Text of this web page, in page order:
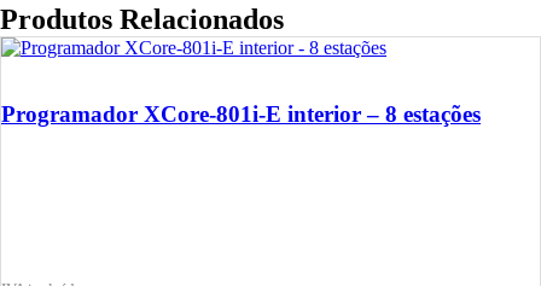
Produtos Relacionados
Programador XCore-801i-E interior – 8 estações